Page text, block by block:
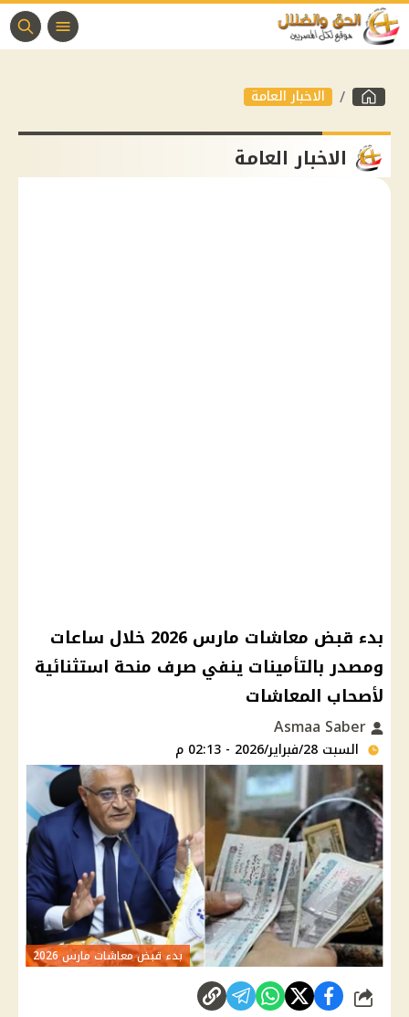
الاخبار العامة
الاخبار العامة
بدء قبض معاشات مارس 2026 خلال ساعات
ومصدر بالتأمينات ينفي صرف منحة استثنائية
لأصحاب المعاشات
السبت 28/فبراير/2026 - 02:13 م
بدء قبض معاشات مارس 2026
شارك